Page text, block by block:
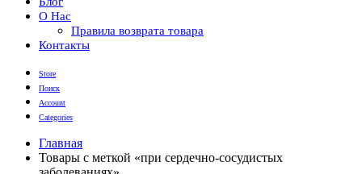
О Нас
Правила возврата товара
Контакты
Store
Поиск
Account
Categories
Главная
Товары с меткой «при сердечно-сосудистых